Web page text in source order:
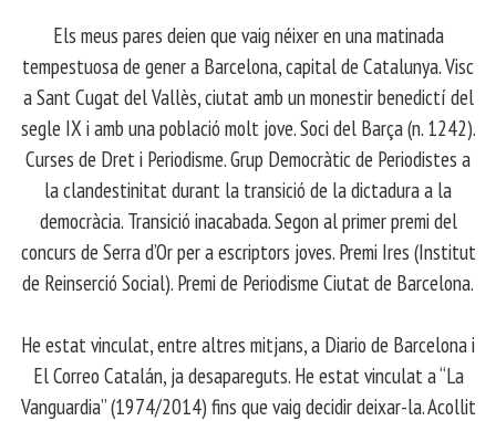
Els meus pares deien que vaig néixer en una matinada
tempestuosa de gener a Barcelona, capital de Catalunya. Visc
a Sant Cugat del Vallès, ciutat amb un monestir benedictí del
segle IX i amb una població molt jove. Soci del Barça (n. 1242).
Curses de Dret i Periodisme. Grup Democràtic de Periodistes a
la clandestinitat durant la transició de la dictadura a la
democràcia. Transició inacabada. Segon al primer premi del
concurs de Serra d’Or per a escriptors joves. Premi Ires (Institut
de Reinserció Social). Premi de Periodisme Ciutat de Barcelona.
​ He estat vinculat, entre altres mitjans, a Diario de Barcelona i
El Correo Catalán, ja desapareguts. He estat vinculat a “La
Vanguardia” (1974/2014) fins que vaig decidir deixar-la. Acollit